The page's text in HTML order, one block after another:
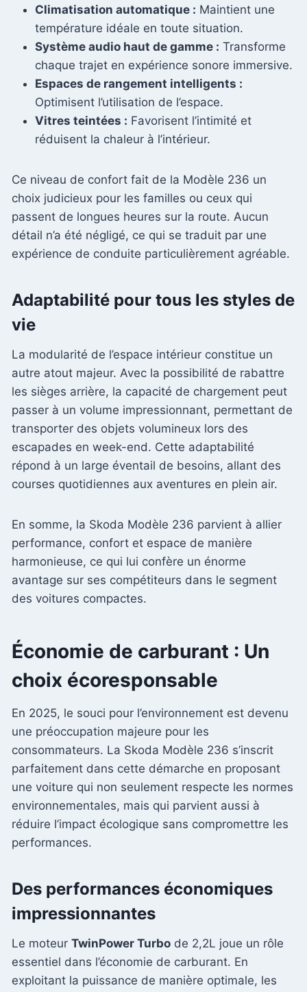
Climatisation automatique : Maintient une
température idéale en toute situation.
Système audio haut de gamme : Transforme
chaque trajet en expérience sonore immersive.
Espaces de rangement intelligents :
Optimisent l’utilisation de l’espace.
Vitres teintées : Favorisent l’intimité et
réduisent la chaleur à l’intérieur.
Ce niveau de confort fait de la Modèle 236 un
choix judicieux pour les familles ou ceux qui
passent de longues heures sur la route. Aucun
détail n’a été négligé, ce qui se traduit par une
expérience de conduite particulièrement agréable.
Adaptabilité pour tous les styles de
vie
La modularité de l’espace intérieur constitue un
autre atout majeur. Avec la possibilité de rabattre
les sièges arrière, la capacité de chargement peut
passer à un volume impressionnant, permettant de
transporter des objets volumineux lors des
escapades en week-end. Cette adaptabilité
répond à un large éventail de besoins, allant des
courses quotidiennes aux aventures en plein air.
En somme, la Skoda Modèle 236 parvient à allier
performance, confort et espace de manière
harmonieuse, ce qui lui confère un énorme
avantage sur ses compétiteurs dans le segment
des voitures compactes.
Économie de carburant : Un
choix écoresponsable
En 2025, le souci pour l’environnement est devenu
une préoccupation majeure pour les
consommateurs. La Skoda Modèle 236 s’inscrit
parfaitement dans cette démarche en proposant
une voiture qui non seulement respecte les normes
environnementales, mais qui parvient aussi à
réduire l’impact écologique sans compromettre les
performances.
Des performances économiques
impressionnantes
Le moteur TwinPower Turbo de 2,2L joue un rôle
essentiel dans l’économie de carburant. En
exploitant la puissance de manière optimale, les